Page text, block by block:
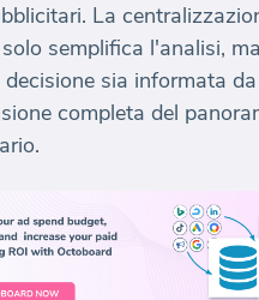
La
semplifica l'analisi,
sia informata
completa del